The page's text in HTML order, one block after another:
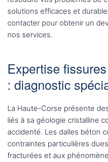
solutions efficaces et
contacter pour obtenir un
nos services.
Expertise
: diagnostic
La Haute-Corse présente
liés à sa géologie cristalline
accidenté. Les dalles béton
contraintes particulières
fracturées et aux